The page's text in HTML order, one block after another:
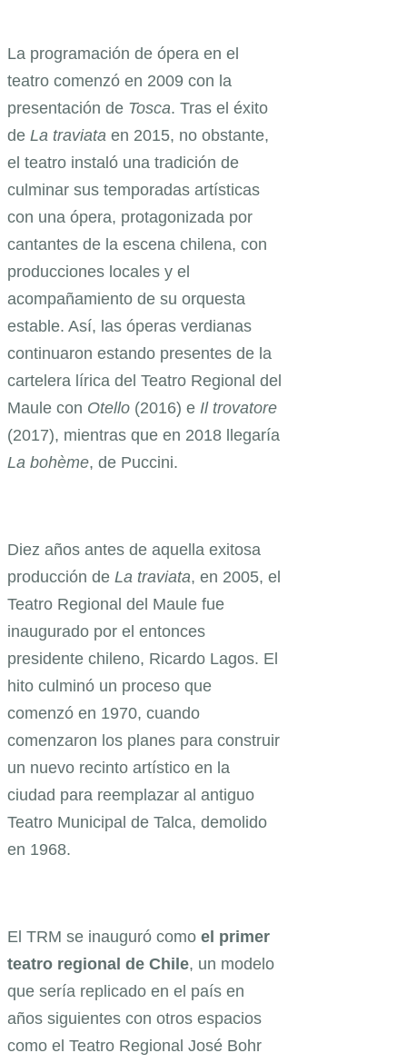
La programación de ópera en el
teatro comenzó en 2009 con la
presentación de Tosca. Tras el éxito
de La traviata en 2015, no obstante,
el teatro instaló una tradición de
culminar sus temporadas artísticas
con una ópera, protagonizada por
cantantes de la escena chilena, con
producciones locales y el
acompañamiento de su orquesta
estable. Así, las óperas verdianas
continuaron estando presentes de la
cartelera lírica del Teatro Regional del
Maule con Otello (2016) e Il trovatore
(2017), mientras que en 2018 llegaría
La bohème, de Puccini.
Diez años antes de aquella exitosa
producción de La traviata, en 2005, el
Teatro Regional del Maule fue
inaugurado por el entonces
presidente chileno, Ricardo Lagos. El
hito culminó un proceso que
comenzó en 1970, cuando
comenzaron los planes para construir
un nuevo recinto artístico en la
ciudad para reemplazar al antiguo
Teatro Municipal de Talca, demolido
en 1968.
El TRM se inauguró como el primer
teatro regional de Chile, un modelo
que sería replicado en el país en
años siguientes con otros espacios
como el Teatro Regional José Bohr